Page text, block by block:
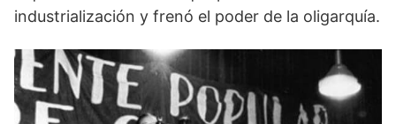
industrialización y frenó el poder de la oligarquía.